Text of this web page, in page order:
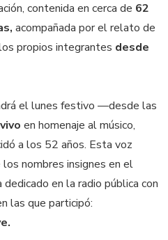
contenida en cerca de 62
acompañada por el relato de
propios integrantes desde
el lunes festivo —desde las
en homenaje al músico,
a los 52 años. Esta voz
nombres insignes en el
en la radio pública con
las que participó: